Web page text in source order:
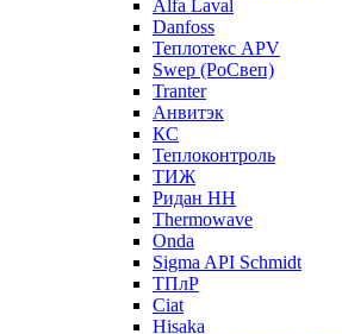
Alfa Laval
Danfoss
Теплотекс APV
Swep (РоСвеп)
Tranter
Анвитэк
КС
Теплоконтроль
ТИЖ
Ридан НН
Thermowave
Onda
Sigma API Schmidt
ТПлР
Ciat
Hisaka